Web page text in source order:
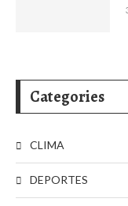
Categories
CLIMA
DEPORTES